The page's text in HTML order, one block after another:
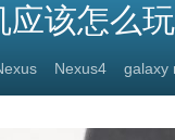
应该怎么
Nexus4 galaxy